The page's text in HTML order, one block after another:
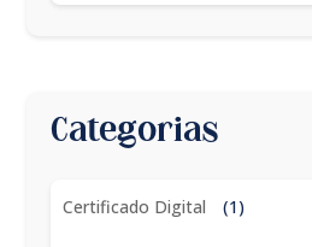
Categorias
Certificado Digital (1)